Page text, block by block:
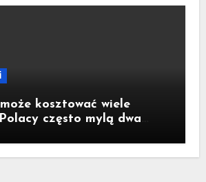
kosztować wiele
często mylą dwa